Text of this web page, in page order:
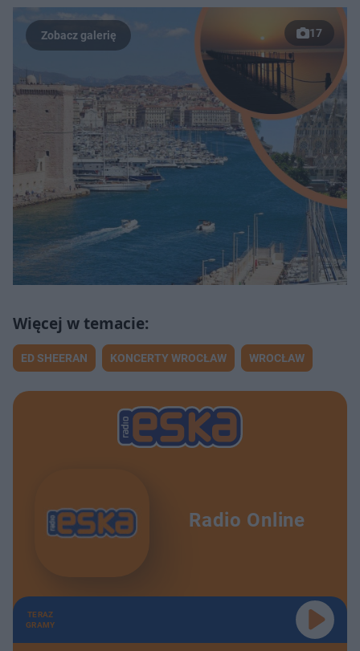
17
ED SHEERAN KONCERTY WROCŁAW WROCŁAW
Radio Online
TERAZ
GRAMY